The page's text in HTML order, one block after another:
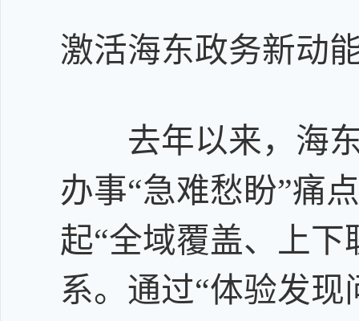
激活海东政务新动
去年以来，海
办事“急难愁盼”痛
起“全域覆盖、上
系。通过“体验发